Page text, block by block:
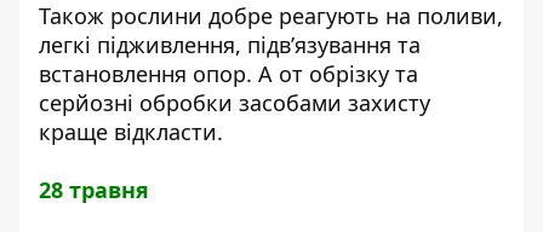
Також рослини добре реагують на поливи,
легкі підживлення, підв’язування та
встановлення опор. А от обрізку та
серйозні обробки засобами захисту
краще відкласти.
28 травня